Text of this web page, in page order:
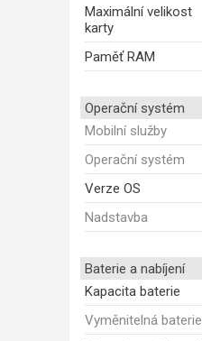
Maximální velikost
karty
Paměť RAM
Operační systém
Mobilní služby
Operační systém
Verze OS
Nadstavba
Baterie a nabíjení
Kapacita baterie
Vyměnitelná baterie